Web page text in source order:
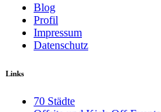
Blog
Profil
Impressum
Datenschutz
Links
70 Städte